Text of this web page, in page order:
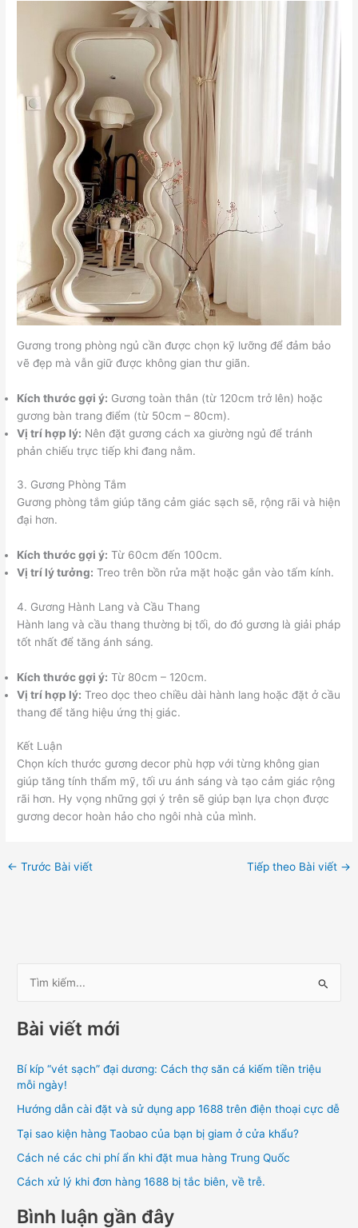
Gương trong phòng ngủ cần được chọn kỹ lưỡng để đảm bảo
vẽ đẹp mà vẫn giữ được không gian thư giãn.
Kích thước gợi ý: Gương toàn thân (từ 120cm trở lên) hoặc
gương bàn trang điểm (từ 50cm – 80cm).
Vị trí hợp lý: Nên đặt gương cách xa giường ngủ để tránh
phản chiếu trực tiếp khi đang nằm.
3. Gương Phòng Tắm
Gương phòng tắm giúp tăng cảm giác sạch sẽ, rộng rãi và hiện
đại hơn.
Kích thước gợi ý: Từ 60cm đến 100cm.
Vị trí lý tưởng: Treo trên bồn rửa mặt hoặc gắn vào tấm kính.
4. Gương Hành Lang và Cầu Thang
Hành lang và cầu thang thường bị tối, do đó gương là giải pháp
tốt nhất để tăng ánh sáng.
Kích thước gợi ý: Từ 80cm – 120cm.
Vị trí hợp lý: Treo dọc theo chiều dài hành lang hoặc đặt ở cầu
thang để tăng hiệu ứng thị giác.
Kết Luận
Chọn kích thước gương decor phù hợp với từng không gian
giúp tăng tính thẩm mỹ, tối ưu ánh sáng và tạo cảm giác rộng
rãi hơn. Hy vọng những gợi ý trên sẽ giúp bạn lựa chọn được
gương decor hoàn hảo cho ngôi nhà của mình.
← Trước Bài viết Tiếp theo Bài viết →
m
i
m
:
Bài viết mới
Bí kíp “vét sạch” đại dương: Cách thợ săn cá kiếm tiền triệu
mỗi ngày!
Hướng dẫn cài đặt và sử dụng app 1688 trên điện thoại cực dễ
Tại sao kiện hàng Taobao của bạn bị giam ở cửa khẩu?
Cách né các chi phí ẩn khi đặt mua hàng Trung Quốc
Cách xử lý khi đơn hàng 1688 bị tắc biên, về trễ.
Bình luận gần đây